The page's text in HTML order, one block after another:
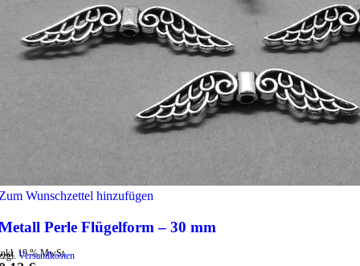
Wunschzettel hinzufügen
Perle Flügelform – 30 mm
19 % MwSt.
Versandkosten